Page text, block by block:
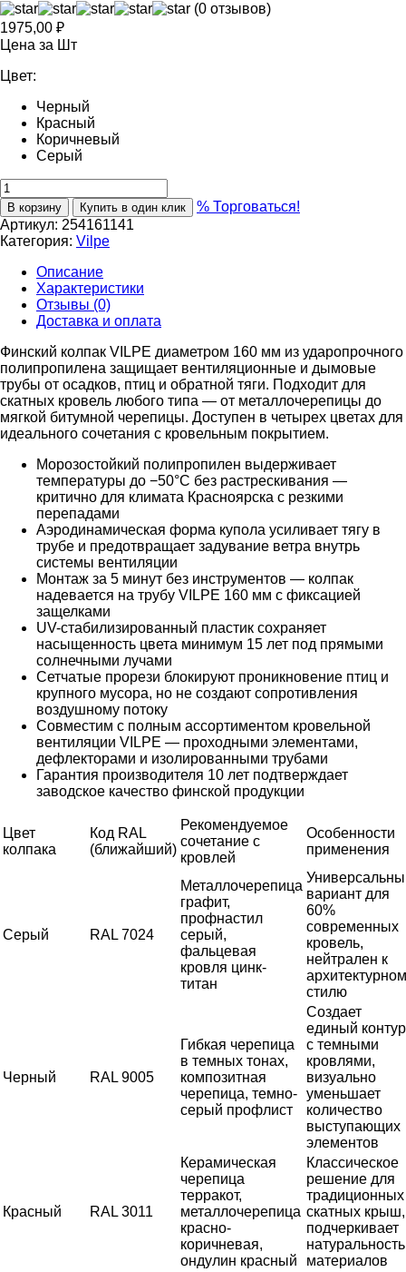
(0 отзывов)
1975,00 ₽
Цена за Шт
Цвет:
Черный
Красный
Коричневый
Серый
В корзину Купить в один клик
% Торговаться!
Артикул: 254161141
Категория: Vilpe
Описание
Характеристики
Отзывы (0)
Доставка и оплата
Финский колпак VILPE диаметром 160 мм из ударопрочного
полипропилена защищает вентиляционные и дымовые
трубы от осадков, птиц и обратной тяги. Подходит для
скатных кровель любого типа — от металлочерепицы до
мягкой битумной черепицы. Доступен в четырех цветах для
идеального сочетания с кровельным покрытием.
Морозостойкий полипропилен выдерживает
температуры до −50°C без растрескивания —
критично для климата Красноярска с резкими
перепадами
Аэродинамическая форма купола усиливает тягу в
трубе и предотвращает задувание ветра внутрь
системы вентиляции
Монтаж за 5 минут без инструментов — колпак
надевается на трубу VILPE 160 мм с фиксацией
защелками
UV-стабилизированный пластик сохраняет
насыщенность цвета минимум 15 лет под прямыми
солнечными лучами
Сетчатые прорези блокируют проникновение птиц и
крупного мусора, но не создают сопротивления
воздушному потоку
Совместим с полным ассортиментом кровельной
вентиляции VILPE — проходными элементами,
дефлекторами и изолированными трубами
Гарантия производителя 10 лет подтверждает
заводское качество финской продукции
Цвет
колпака
Код RAL
(ближайший)
Рекомендуемое
сочетание с
кровлей
Особенности
применения
Серый RAL 7024
Металлочерепица
графит,
профнастил
серый,
фальцевая
кровля цинк-
титан
вариант для
60%
современных
кровель,
нейтрален к
стилю
Черный RAL 9005
Гибкая черепица
в темных тонах,
композитная
черепица, темно-
серый профлист
Создает
единый контур
с темными
кровлями,
визуально
уменьшает
количество
выступающих
элементов
Красный RAL 3011
Керамическая
черепица
терракот,
металлочерепица
красно-
коричневая,
ондулин красный
Классическое
решение для
традиционных
скатных крыш,
подчеркивает
натуральность
материалов